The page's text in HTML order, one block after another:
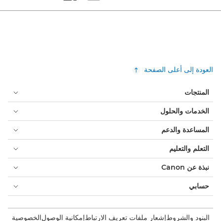
العودة إلى أعلى الصفحة
المنتجات
الخدمات والحلول
المساعدة والدعم
التعلم والتعليم
نبذة عن Canon
حسابي
البنود والشروطإشعار ملفات تعريف الارتباطإمكانية الوصولالخصوصية